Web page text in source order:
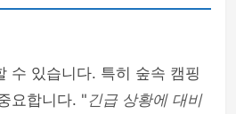
수 있습니다. 특히 숲속 캠핑
요합니다. "긴급 상황에 대비